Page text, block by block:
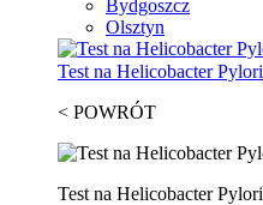
Bydgoszcz
Olsztyn
Test na Helicobacter Pylori
< POWRÓT
Test na Helicobacter Pylori